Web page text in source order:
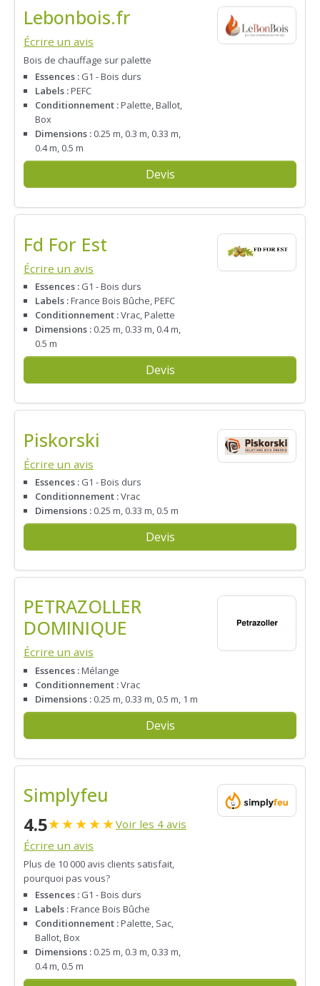
Lebonbois.fr
Écrire un avis
Bois de chauffage sur palette
Essences : G1 - Bois durs
Labels :PEFC
Conditionnement :Palette, Ballot,
Box
Dimensions : 0.25 m, 0.3 m, 0.33 m,
0.4 m, 0.5 m
Devis
Fd For Est
Écrire un avis
Essences : G1 - Bois durs
Labels :France Bois Bûche, PEFC
Conditionnement :Vrac, Palette
Dimensions : 0.25 m, 0.33 m, 0.4 m,
0.5 m
Devis
Piskorski
Écrire un avis
Essences : G1 - Bois durs
Conditionnement :Vrac
Dimensions : 0.25 m, 0.33 m, 0.5 m
Devis
PETRAZOLLER
DOMINIQUE
Écrire un avis
Essences :Mélange
Conditionnement :Vrac
Dimensions : 0.25 m, 0.33 m, 0.5 m, 1 m
Devis
Simplyfeu
4.5★★★★★Voir les 4 avis
Écrire un avis
Plus de 10 000 avis clients satisfait,
pourquoi pas vous?
Essences : G1 - Bois durs
Labels :France Bois Bûche
Conditionnement :Palette, Sac,
Ballot, Box
Dimensions : 0.25 m, 0.3 m, 0.33 m,
0.4 m, 0.5 m